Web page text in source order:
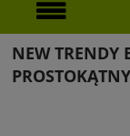
NEW TRENDY